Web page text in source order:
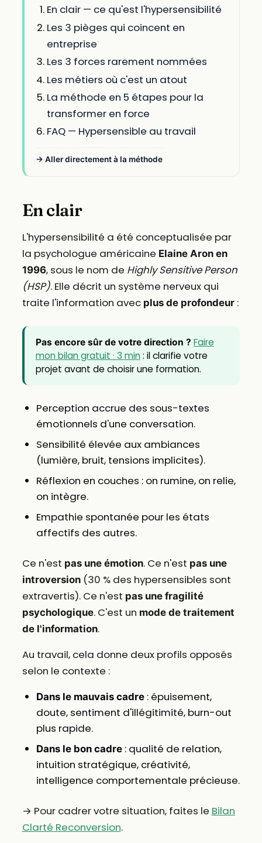
En clair — ce qu'est l'hypersensibilité
Les 3 pièges qui coincent en
entreprise
Les 3 forces rarement nommées
Les métiers où c'est un atout
La méthode en 5 étapes pour la
transformer en force
FAQ — Hypersensible au travail
→ Aller directement à la méthode
En clair
L'hypersensibilité a été conceptualisée par
la psychologue américaine Elaine Aron en
1996, sous le nom de Highly Sensitive Person
(HSP). Elle décrit un système nerveux qui
traite l'information avec plus de profondeur:
Pas encore sûr de votre direction ? Faire
mon bilan gratuit · 3 min: il clarifie votre
projet avant de choisir une formation.
Perception accrue des sous-textes
émotionnels d'une conversation.
Sensibilité élevée aux ambiances
(lumière, bruit, tensions implicites).
Réflexion en couches : on rumine, on relie,
on intègre.
Empathie spontanée pour les états
affectifs des autres.
Ce n'est pas une émotion. Ce n'est pas une
introversion(30 % des hypersensibles sont
extravertis). Ce n'est pas une fragilité
psychologique. C'est un mode de traitement
de l'information.
Au travail, cela donne deux profils opposés
selon le contexte :
Dans le mauvais cadre: épuisement,
doute, sentiment d'illégitimité, burn-out
plus rapide.
Dans le bon cadre: qualité de relation,
intuition stratégique, créativité,
intelligence comportementale précieuse.
→ Pour cadrer votre situation, faites le Bilan
Clarté Reconversion.